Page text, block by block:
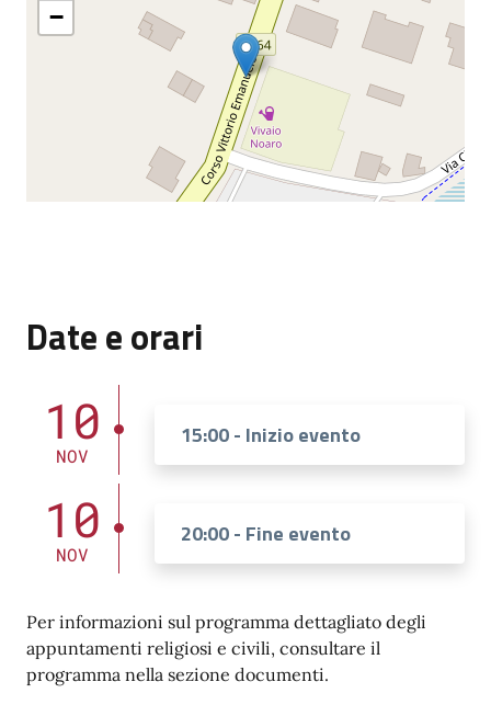
−
Date e orari
10
NOV
15:00 - Inizio evento
10
NOV
20:00 - Fine evento
Per informazioni sul programma dettagliato degli
appuntamenti religiosi e civili, consultare il
programma nella sezione documenti.